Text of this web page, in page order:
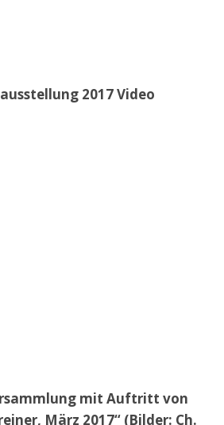
2017 Video
mit Auftritt von
März 2017“ (Bilder: Ch.